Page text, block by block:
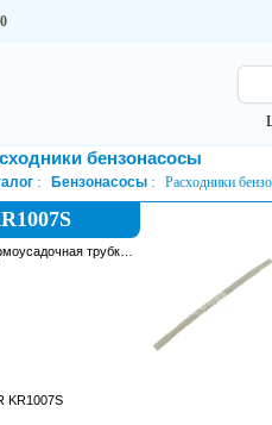
бензонасосы
Бензонасосы Расходники
трубка
KR1007S